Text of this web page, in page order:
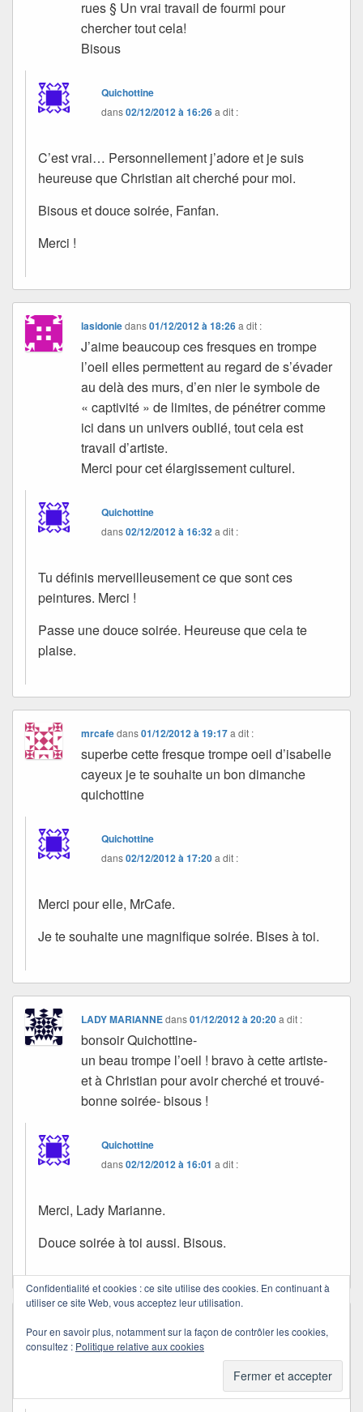
rues § Un vrai travail de fourmi pour
chercher tout cela!
Bisous
Quichottine
dans02/12/2012 à 16:26a dit :
C’est vrai… Personnellement j’adore et je suis
heureuse que Christian ait cherché pour moi.
Bisous et douce soirée, Fanfan.
Merci !
lasidoniedans01/12/2012 à 18:26 a dit :
J’aime beaucoup ces fresques en trompe
l’oeil elles permettent au regard de s’évader
au delà des murs, d’en nier le symbole de
« captivité » de limites, de pénétrer comme
ici dans un univers oublié, tout cela est
travail d’artiste.
Merci pour cet élargissement culturel.
Quichottine
dans02/12/2012 à 16:32a dit :
Tu définis merveilleusement ce que sont ces
peintures. Merci !
Passe une douce soirée. Heureuse que cela te
plaise.
mrcafedans01/12/2012 à 19:17 a dit :
superbe cette fresque trompe oeil d’isabelle
cayeux je te souhaite un bon dimanche
quichottine
Quichottine
dans02/12/2012 à 17:20a dit :
Merci pour elle, MrCafe.
Je te souhaite une magnifique soirée. Bises à toi.
LADY MARIANNEdans01/12/2012 à 20:20 a dit :
bonsoir Quichottine-
un beau trompe l’oeil ! bravo à cette artiste-
et à Christian pour avoir cherché et trouvé-
bonne soirée- bisous !
Quichottine
dans02/12/2012 à 16:01 a dit :
Merci, Lady Marianne.
Douce soirée à toi aussi. Bisous.
tilk 01/12/2012 à 23:47
muy bonita esa pintada…
Confidentialité et cookies : ce site utilise des cookies. En continuant à
utiliser ce site Web, vous acceptez leur utilisation.
Pour en savoir plus, notamment sur la façon de contrôler les cookies,
consultez : Politique relative aux cookies